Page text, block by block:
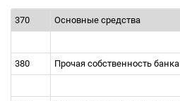
370 Основные средства
380 Прочая собственность банка